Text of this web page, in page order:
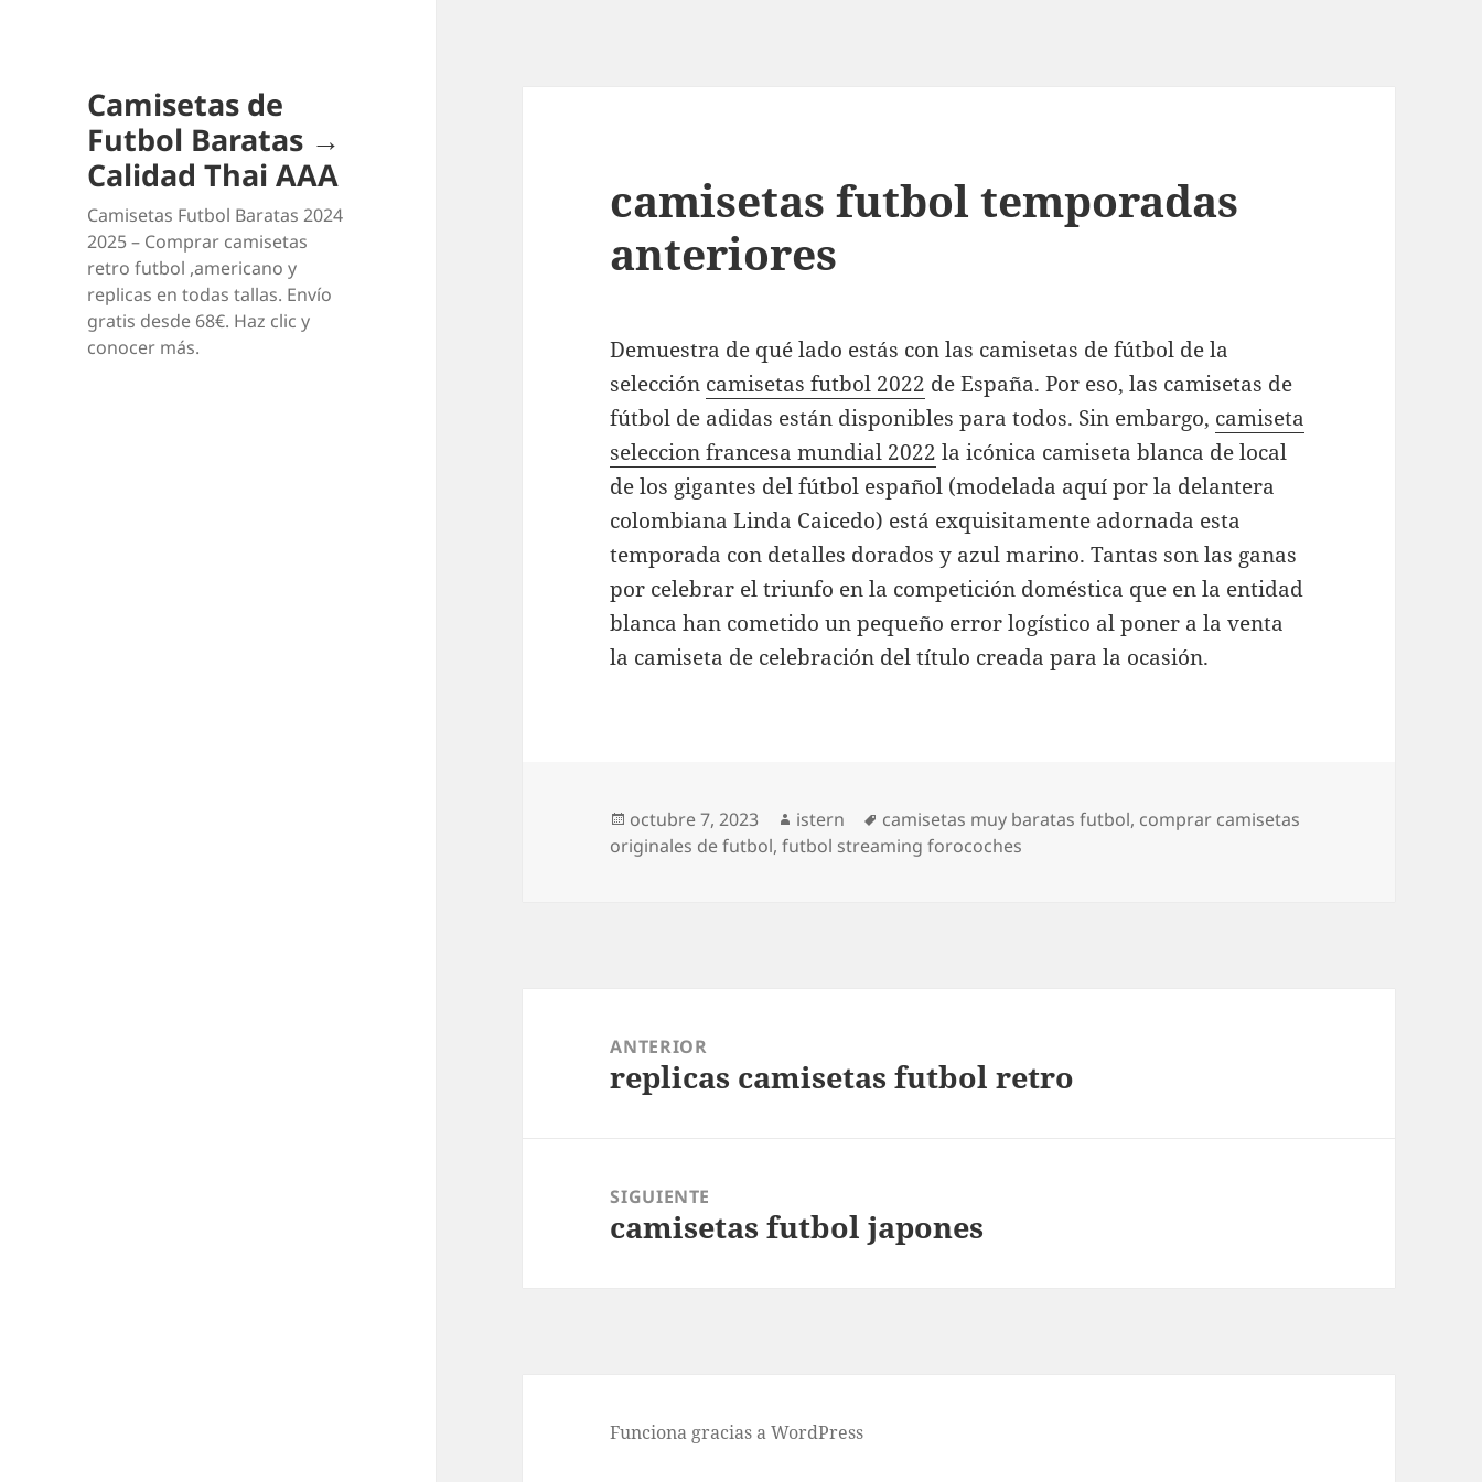
Camisetas de
Futbol Baratas →
Calidad Thai AAA
Camisetas Futbol Baratas 2024
2025 – Comprar camisetas
retro futbol ,americano y
replicas en todas tallas. Envío
gratis desde 68€. Haz clic y
conocer más.
camisetas futbol temporadas
anteriores
Demuestra de qué lado estás con las camisetas de fútbol de la
selección camisetas futbol 2022 de España. Por eso, las camisetas de
fútbol de adidas están disponibles para todos. Sin embargo, camiseta
seleccion francesa mundial 2022 la icónica camiseta blanca de local
de los gigantes del fútbol español (modelada aquí por la delantera
colombiana Linda Caicedo) está exquisitamente adornada esta
temporada con detalles dorados y azul marino. Tantas son las ganas
por celebrar el triunfo en la competición doméstica que en la entidad
blanca han cometido un pequeño error logístico al poner a la venta
la camiseta de celebración del título creada para la ocasión.
Publicado
el
octubre 7, 2023 Autor
istern Etiquetas
camisetas muy baratas futbol, comprar camisetas
originales de futbol,futbol streaming forocoches
entradas
ANTERIOR
Entrada
replicas camisetas futbol retro
SIGUIENTE
Entrada
camisetas futbol japones
Funciona gracias a WordPress